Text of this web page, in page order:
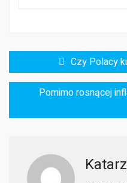
wpisu
Czy Polacy
Pomimo rosnącej